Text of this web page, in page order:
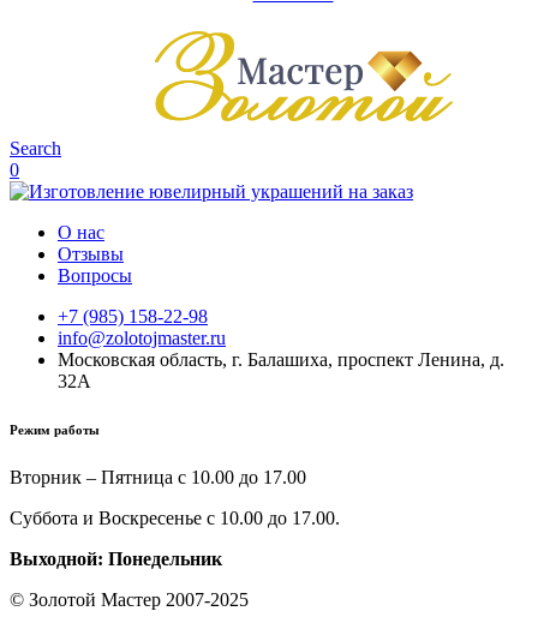
Search
0
О нас
Отзывы
Вопросы
+7 (985) 158-22-98
info@zolotojmaster.ru
Московская область, г. Балашиха, проспект Ленина, д.
32А
Режим работы
Вторник – Пятница с 10.00 до 17.00
Суббота и Воскресенье с 10.00 до 17.00.
Выходной: Понедельник
© Золотой Мастер 2007-2025